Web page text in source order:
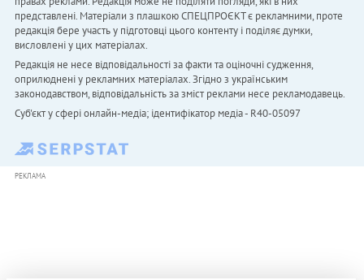
представлені. Матеріали з плашкою СПЕЦПРОЄКТ є рекламними, проте
редакція бере участь у підготовці цього контенту і поділяє думки,
висловлені у цих матеріалах.
Редакція не несе відповідальності за факти та оціночні судження,
оприлюднені у рекламних матеріалах. Згідно з українським
законодавством, відповідальність за зміст реклами несе рекламодавець.
Cуб'єкт у сфері онлайн-медіа; ідентифікатор медіа - R40-05097
РЕКЛАМА